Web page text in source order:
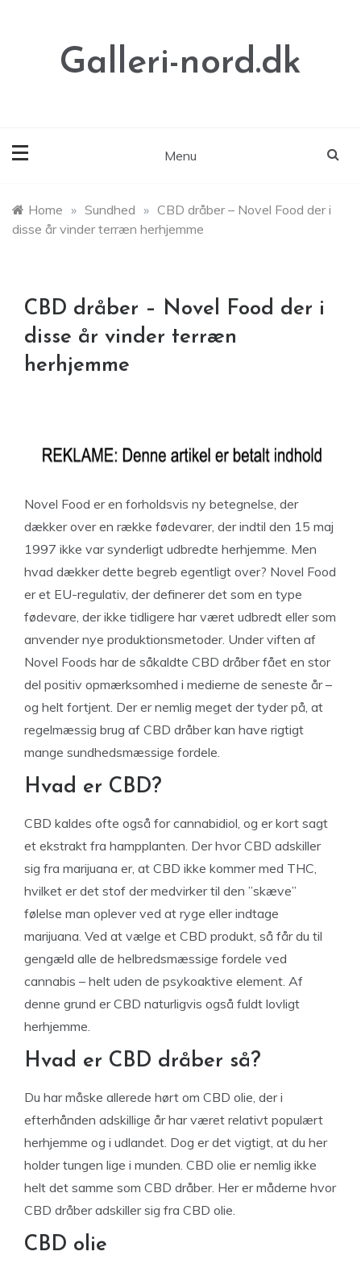
Galleri-nord.dk
Menu
Home » Sundhed » CBD dråber – Novel Food der i
disse år vinder terræn herhjemme
CBD dråber – Novel Food der i
disse år vinder terræn
herhjemme
Novel Food er en forholdsvis ny betegnelse, der
dækker over en række fødevarer, der indtil den 15 maj
1997 ikke var synderligt udbredte herhjemme. Men
hvad dækker dette begreb egentligt over? Novel Food
er et EU-regulativ, der definerer det som en type
fødevare, der ikke tidligere har været udbredt eller som
anvender nye produktionsmetoder. Under viften af
Novel Foods har de såkaldte CBD dråber fået en stor
del positiv opmærksomhed i medierne de seneste år –
og helt fortjent. Der er nemlig meget der tyder på, at
regelmæssig brug af CBD dråber kan have rigtigt
mange sundhedsmæssige fordele.
Hvad er CBD?
CBD kaldes ofte også for cannabidiol, og er kort sagt
et ekstrakt fra hampplanten. Der hvor CBD adskiller
sig fra marijuana er, at CBD ikke kommer med THC,
hvilket er det stof der medvirker til den ”skæve”
følelse man oplever ved at ryge eller indtage
marijuana. Ved at vælge et CBD produkt, så får du til
gengæld alle de helbredsmæssige fordele ved
cannabis – helt uden de psykoaktive element. Af
denne grund er CBD naturligvis også fuldt lovligt
herhjemme.
Hvad er CBD dråber så?
Du har måske allerede hørt om CBD olie, der i
efterhånden adskillige år har været relativt populært
herhjemme og i udlandet. Dog er det vigtigt, at du her
holder tungen lige i munden. CBD olie er nemlig ikke
helt det samme som CBD dråber. Her er måderne hvor
CBD dråber adskiller sig fra CBD olie.
CBD olie